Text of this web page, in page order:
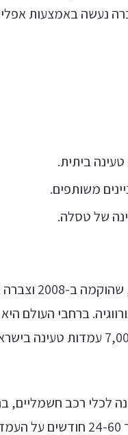
נעשה באמצעות
ביתית.
משותפים.
של טסלה.
ג׳ינרג׳י
מדינות, ונכון ל-2019 הפעילה
רכב חשמליים,
פרטיים, ומספקת גם